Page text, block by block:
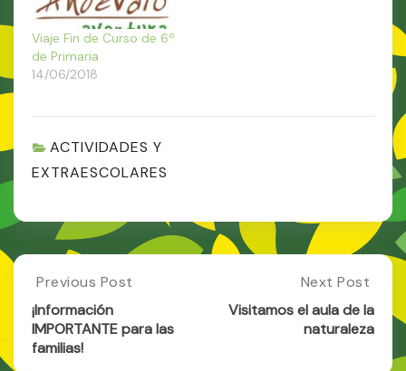
Viaje Fin de Curso de 6º
de Primaria
14/06/2018
ACTIVIDADES Y
EXTRAESCOLARES
Post
navigation
Previous
Post:
¡Información
IMPORTANTE
Previous Post
¡Información
IMPORTANTE para las
familias!
Next
Post:
Visitamos
Next Post
Visitamos el aula de la
naturaleza